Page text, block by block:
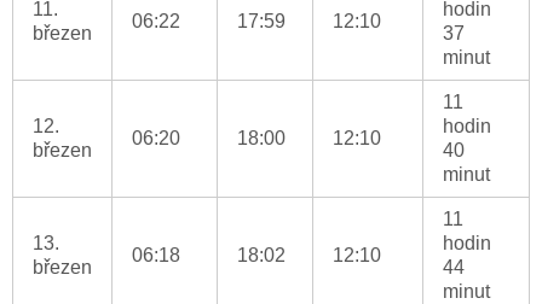
11.
březen
06:22 17:59 12:10
hodin
37
minut
12.
březen
06:20 18:00 12:10
11
hodin
40
minut
13.
březen
06:18 18:02 12:10
11
hodin
44
minut